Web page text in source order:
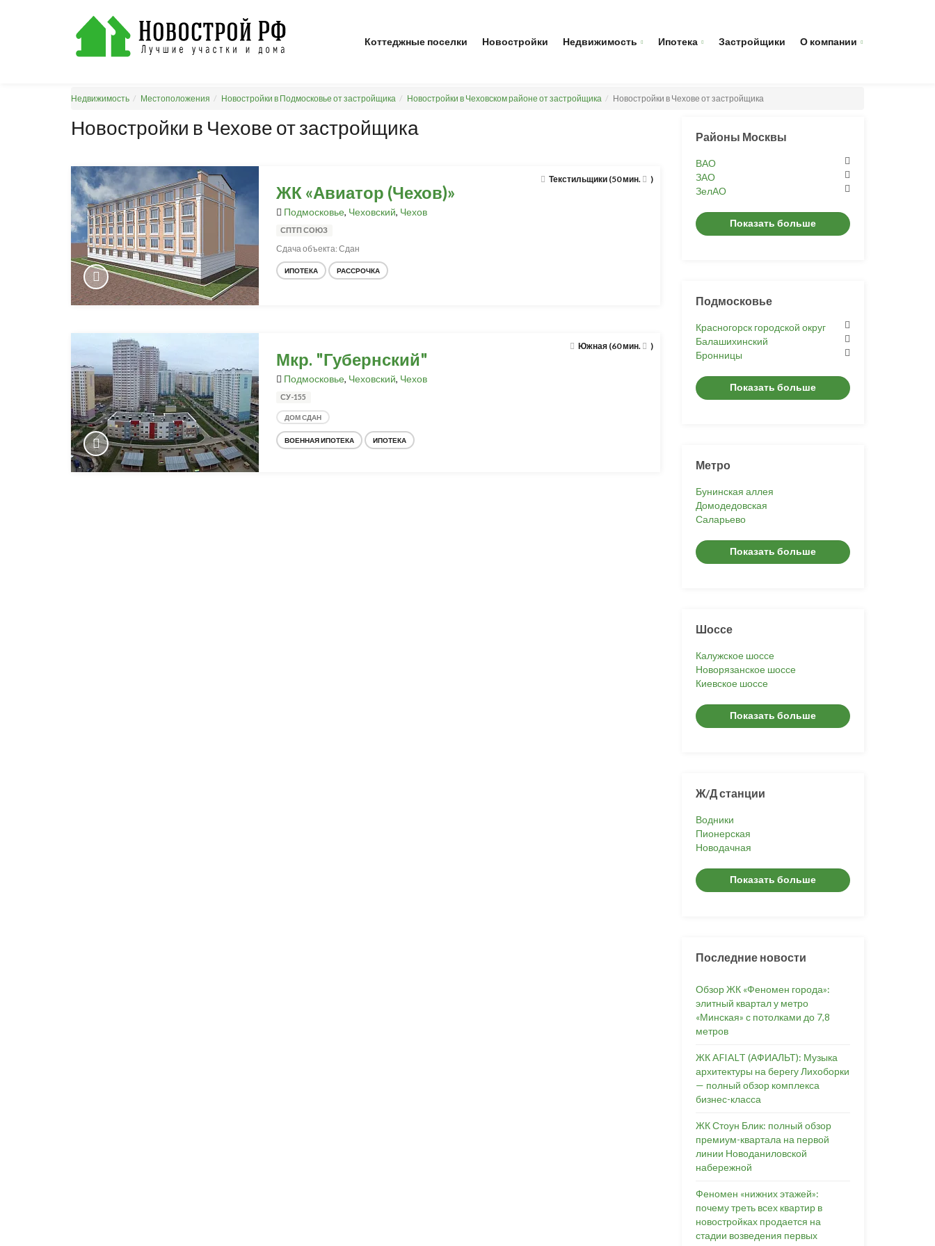
Коттеджные поселки Новостройки Недвижимость Ипотека Застройщики О компании
Недвижимость Местоположения Новостройки в Подмосковье от застройщика Новостройки в Чеховском районе от застройщика Новостройки в Чехове от застройщика
Новостройки в Чехове от застройщика
Текстильщики (50 мин. )
ЖК «Авиатор (Чехов)»
Подмосковье, Чеховский, Чехов
СПТП СОЮЗ
Сдача объекта: Сдан
ИПОТЕКА РАССРОЧКА
Южная (60 мин. )
Мкр. "Губернский"
Подмосковье, Чеховский, Чехов
СУ-155
ДОМ СДАН
ВОЕННАЯ ИПОТЕКА ИПОТЕКА
Районы Москвы
ВАО
ЗАО
ЗелАО
Показать больше
Подмосковье
Красногорск городской округ
Балашихинский
Бронницы
Показать больше
Метро
Бунинская аллея
Домодедовская
Саларьево
Показать больше
Шоссе
Калужское шоссе
Новорязанское шоссе
Киевское шоссе
Показать больше
Ж/Д станции
Водники
Пионерская
Новодачная
Показать больше
Последние новости
Обзор ЖК «Феномен города»:
элитный квартал у метро
«Минская» с потолками до 7,8
метров
ЖК AFIALT (АФИАЛЬТ): Музыка
архитектуры на берегу Лихоборки
— полный обзор комплекса
бизнес-класса
ЖК Стоун Блик: полный обзор
премиум-квартала на первой
линии Новоданиловской
набережной
Феномен «нижних этажей»:
почему треть всех квартир в
новостройках продается на
стадии возведения первых